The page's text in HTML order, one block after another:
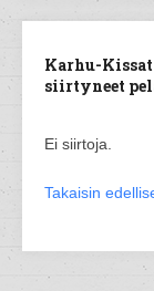
Karhu-Kissat
siirtyneet
Ei siirtoja.
Takaisin